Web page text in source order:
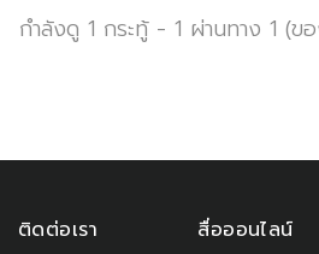
กำลังดู 1 กระทู้ - 1 ผ่านทาง 1 (ข
ติดต่อเรา สื่อออนไลน์